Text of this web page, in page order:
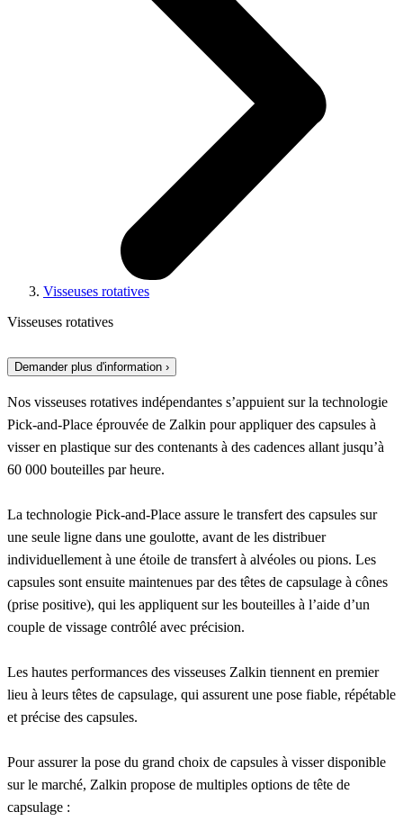
Visseuses rotatives
Visseuses rotatives
Demander plus d'information ›
Nos visseuses rotatives indépendantes s’appuient sur la technologie
Pick-and-Place éprouvée de Zalkin pour appliquer des capsules à
visser en plastique sur des contenants à des cadences allant jusqu’à
60 000 bouteilles par heure.
La technologie Pick-and-Place assure le transfert des capsules sur
une seule ligne dans une goulotte, avant de les distribuer
individuellement à une étoile de transfert à alvéoles ou pions. Les
capsules sont ensuite maintenues par des têtes de capsulage à cônes
(prise positive), qui les appliquent sur les bouteilles à l’aide d’un
couple de vissage contrôlé avec précision.
Les hautes performances des visseuses Zalkin tiennent en premier
lieu à leurs têtes de capsulage, qui assurent une pose fiable, répétable
et précise des capsules.
Pour assurer la pose du grand choix de capsules à visser disponible
sur le marché, Zalkin propose de multiples options de tête de
capsulage :